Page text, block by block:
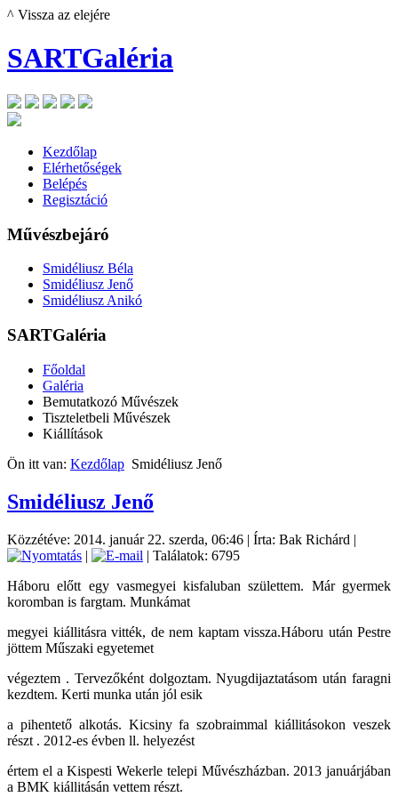
^ Vissza az elejére
SARTGaléria
Kezdőlap
Elérhetőségek
Belépés
Regisztáció
Művészbejáró
Smidéliusz Béla
Smidéliusz Jenő
Smidéliusz Anikó
SARTGaléria
Főoldal
Galéria
Bemutatkozó Művészek
Tiszteletbeli Művészek
Kiállítások
Ön itt van: Kezdőlap Smidéliusz Jenő
Smidéliusz Jenő
Közzétéve: 2014. január 22. szerda, 06:46 | Írta: Bak Richárd |
|
| Találatok: 6795
Háboru előtt egy vasmegyei kisfaluban születtem. Már gyermek
koromban is fargtam. Munkámat
megyei kiállitásra vitték, de nem kaptam vissza.Háboru után Pestre
jöttem Műszaki egyetemet
végeztem . Tervezőként dolgoztam. Nyugdijaztatásom után faragni
kezdtem. Kerti munka után jól esik
a pihentető alkotás. Kicsiny fa szobraimmal kiállitásokon veszek
részt . 2012-es évben ll. helyezést
értem el a Kispesti Wekerle telepi Művészházban. 2013 januárjában
a BMK kiállitásán vettem részt.